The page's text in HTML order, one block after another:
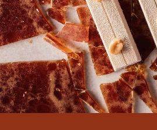
.
c
o
m
w
a
t
c
h